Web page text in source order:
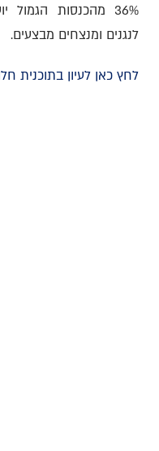
36% מהכנסות
לנגנים ומנצחים מבצעים.
לחץ כאן לעיון בתוכנית